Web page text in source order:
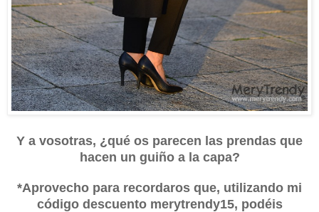
Y a vosotras, ¿qué os parecen las prendas que
hacen un guiño a la capa?
*Aprovecho para recordaros que, utilizando mi
código descuento merytrendy15, podéis